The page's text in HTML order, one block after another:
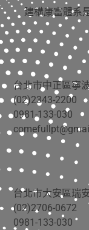
建構康富體系
台北市中正區寧
(02)2343-2200
0981-133-030
台北市大安區瑞
(02)2706-0672
0981-133-030